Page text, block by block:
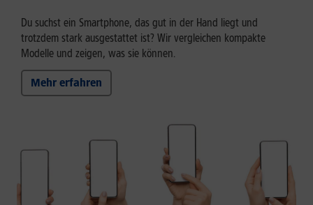
Du suchst ein Smartphone, das gut in der Hand liegt und
trotzdem stark ausgestattet ist? Wir vergleichen kompakte
Modelle und zeigen, was sie können.
Mehr erfahren